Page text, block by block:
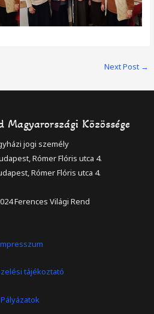
Next Post →
Magyarországi Közössége
jogi személy
Rómer Flóris utca 4.
Rómer Flóris utca 4.
Ferences Világi Rend
tájékoztató
Pályázatok